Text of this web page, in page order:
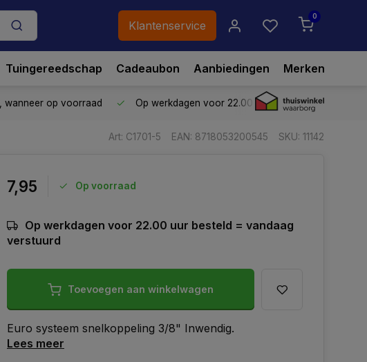
Klantenservice
0
Tuingereedschap Cadeaubon Aanbiedingen Merken
, wanneer op voorraad Op werkdagen voor 22.00 uur besteld,vandaag
Art: C1701-5 EAN: 8718053200545 SKU: 11142
7,95 Op voorraad
Op werkdagen voor 22.00 uur besteld = vandaag
verstuurd
Toevoegen aan winkelwagen
Euro systeem snelkoppeling 3/8" Inwendig.
Lees meer